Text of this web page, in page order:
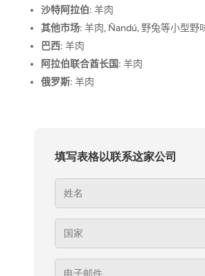
沙特阿拉伯: 羊肉
其他市场: 羊肉, Ñandú, 野兔等小型野
巴西: 羊肉
阿拉伯联合酋长国: 羊肉
俄罗斯: 羊肉
填写表格以联系这家公司